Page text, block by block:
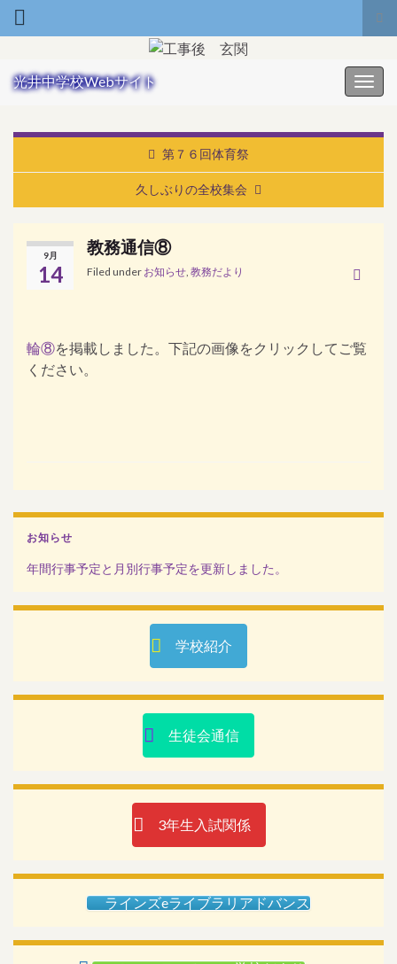
Search for:
光井中学校Webサイト
第７６回体育祭
久しぶりの全校集会
9月
14
教務通信⑧
Filed under お知らせ 教務だより
輪⑧を掲載しました。下記の画像をクリックしてご覧
ください。
お知らせ
年間行事予定と月別行事予定を更新しました。
学校紹介
生徒会通信
3年生入試関係
ラインズeライブラリアドバンス